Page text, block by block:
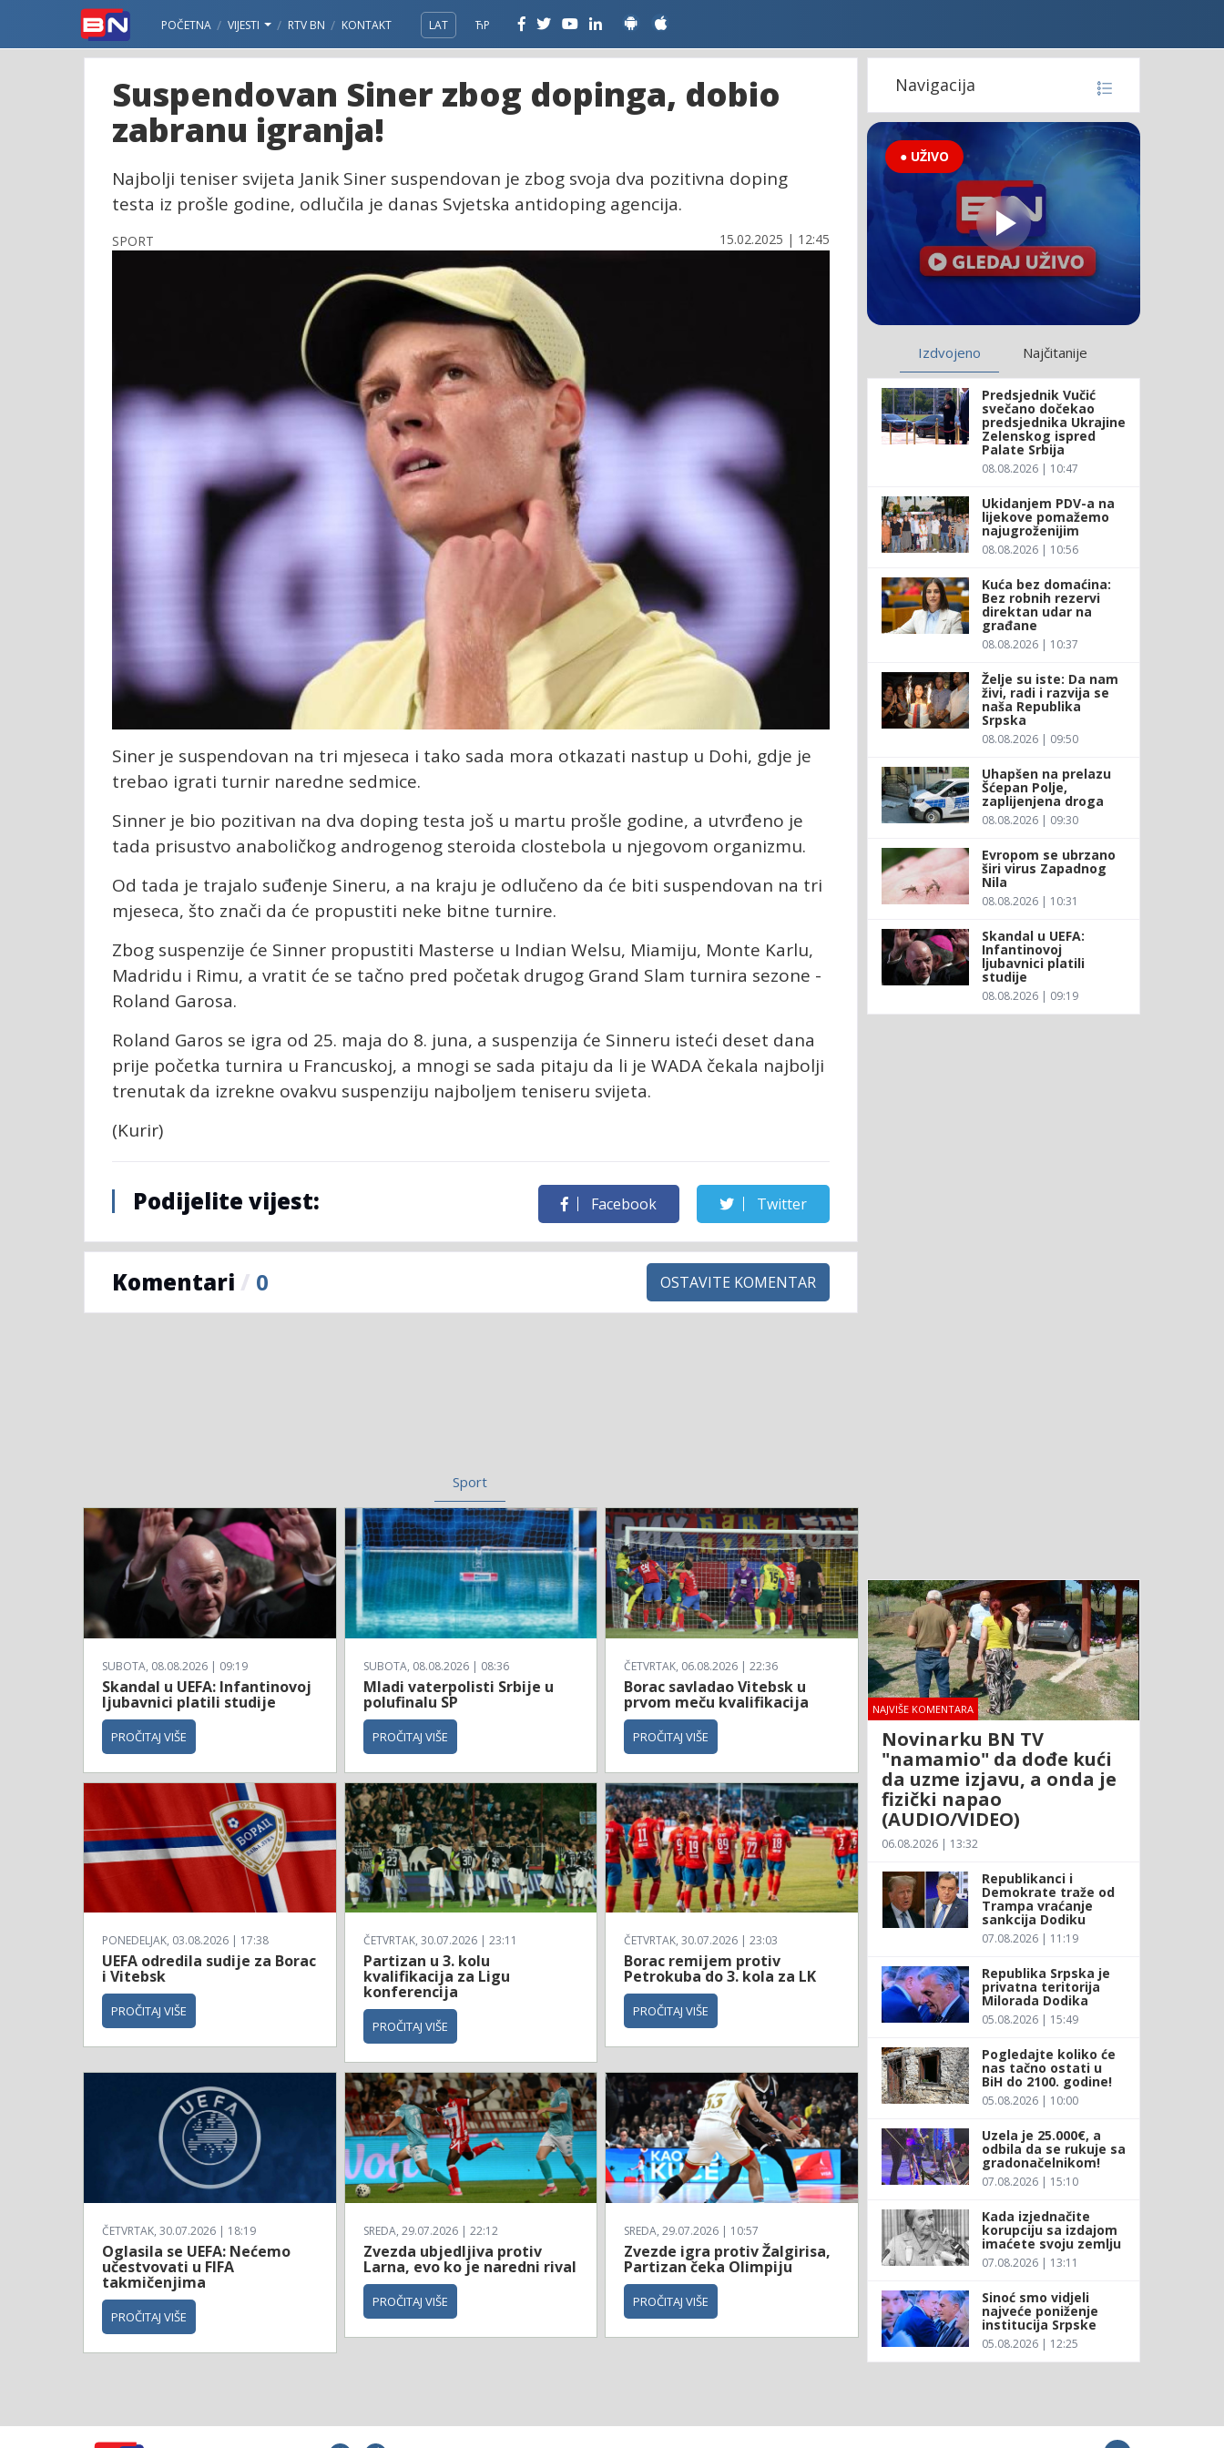
POČETNA VIJESTI RTV BN KONTAKT LAT ЋР
Suspendovan Siner zbog dopinga, dobio
zabranu igranja!
Najbolji teniser svijeta Janik Siner suspendovan je zbog svoja dva pozitivna doping
testa iz prošle godine, odlučila je danas Svjetska antidoping agencija.
SPORT 15.02.2025 | 12:45
Siner je suspendovan na tri mjeseca i tako sada mora otkazati nastup u Dohi, gdje je
trebao igrati turnir naredne sedmice.
Sinner je bio pozitivan na dva doping testa još u martu prošle godine, a utvrđeno je
tada prisustvo anaboličkog androgenog steroida clostebola u njegovom organizmu.
Od tada je trajalo suđenje Sineru, a na kraju je odlučeno da će biti suspendovan na tri
mjeseca, što znači da će propustiti neke bitne turnire.
Zbog suspenzije će Sinner propustiti Masterse u Indian Welsu, Miamiju, Monte Karlu,
Madridu i Rimu, a vratit će se tačno pred početak drugog Grand Slam turnira sezone -
Roland Garosa.
Roland Garos se igra od 25. maja do 8. juna, a suspenzija će Sinneru isteći deset dana
prije početka turnira u Francuskoj, a mnogi se sada pitaju da li je WADA čekala najbolji
trenutak da izrekne ovakvu suspenziju najboljem teniseru svijeta.
(Kurir)
Podijelite vijest: Facebook Twitter
Komentari / 0 OSTAVITE KOMENTAR
Sport
SUBOTA, 08.08.2026 | 09:19
Skandal u UEFA: Infantinovoj
ljubavnici platili studije
PROČITAJ VIŠE
SUBOTA, 08.08.2026 | 08:36
Mladi vaterpolisti Srbije u
polufinalu SP
PROČITAJ VIŠE
ČETVRTAK, 06.08.2026 | 22:36
Borac savladao Vitebsk u
prvom meču kvalifikacija
PROČITAJ VIŠE
PONEDELJAK, 03.08.2026 | 17:38
UEFA odredila sudije za Borac
i Vitebsk
PROČITAJ VIŠE
ČETVRTAK, 30.07.2026 | 23:11
Partizan u 3. kolu
kvalifikacija za Ligu
konferencija
PROČITAJ VIŠE
ČETVRTAK, 30.07.2026 | 23:03
Borac remijem protiv
Petrokuba do 3. kola za LK
PROČITAJ VIŠE
ČETVRTAK, 30.07.2026 | 18:19
Oglasila se UEFA: Nećemo
učestvovati u FIFA
takmičenjima
PROČITAJ VIŠE
SREDA, 29.07.2026 | 22:12
Zvezda ubjedljiva protiv
Larna, evo ko je naredni rival
PROČITAJ VIŠE
SREDA, 29.07.2026 | 10:57
Zvezde igra protiv Žalgirisa,
Partizan čeka Olimpiju
PROČITAJ VIŠE
Navigacija
● UŽIVO
Izdvojeno Najčitanije
Predsjednik Vučić
svečano dočekao
predsjednika Ukrajine
Zelenskog ispred
Palate Srbija
08.08.2026 | 10:47
Ukidanjem PDV-a na
lijekove pomažemo
najugroženijim
08.08.2026 | 10:56
Kuća bez domaćina:
Bez robnih rezervi
direktan udar na
građane
08.08.2026 | 10:37
Želje su iste: Da nam
živi, radi i razvija se
naša Republika
Srpska
08.08.2026 | 09:50
Uhapšen na prelazu
Šćepan Polje,
zaplijenjena droga
08.08.2026 | 09:30
Evropom se ubrzano
širi virus Zapadnog
Nila
08.08.2026 | 10:31
Skandal u UEFA:
Infantinovoj
ljubavnici platili
studije
08.08.2026 | 09:19
NAJVIŠE KOMENTARA
Novinarku BN TV
"namamio" da dođe kući
da uzme izjavu, a onda je
fizički napao
(AUDIO/VIDEO)
06.08.2026 | 13:32
Republikanci i
Demokrate traže od
Trampa vraćanje
sankcija Dodiku
07.08.2026 | 11:19
Republika Srpska je
privatna teritorija
Milorada Dodika
05.08.2026 | 15:49
Pogledajte koliko će
nas tačno ostati u
BiH do 2100. godine!
05.08.2026 | 10:00
Uzela je 25.000€, a
odbila da se rukuje sa
gradonačelnikom!
07.08.2026 | 15:10
Kada izjednačite
korupciju sa izdajom
imaćete svoju zemlju
07.08.2026 | 13:11
Sinoć smo vidjeli
najveće poniženje
institucija Srpske
05.08.2026 | 12:25